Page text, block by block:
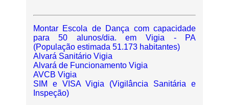
Montar Escola de Dança com capacidade
para 50 alunos/dia. em Vigia - PA
(População estimada 51.173 habitantes)
Alvará Sanitário Vigia
Alvará de Funcionamento Vigia
AVCB Vigia
SIM e VISA Vigia (Vigilância Sanitária e
Inspeção)